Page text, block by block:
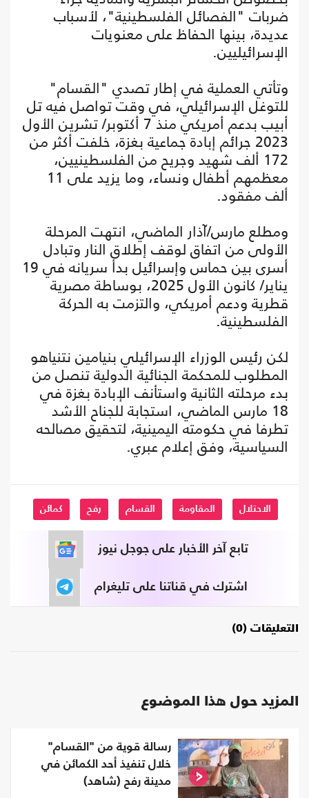
ضربات "الفصائل الفلسطينية"، لأسباب
عديدة، بينها الحفاظ على معنويات
الإسرائيليين.
وتأتي العملية في إطار تصدي "القسام"
للتوغل الإسرائيلي، في وقت تواصل فيه تل
أبيب بدعم أمريكي منذ 7 أكتوبر/ تشرين الأول
2023 جرائم إبادة جماعية بغزة، خلفت أكثر من
172 ألف شهيد وجريح من الفلسطينيين،
معظمهم أطفال ونساء، وما يزيد على 11
ألف مفقود.
ومطلع مارس/آذار الماضي، انتهت المرحلة
الأولى من اتفاق لوقف إطلاق النار وتبادل
أسرى بين حماس وإسرائيل بدأ سريانه في 19
يناير/ كانون الأول 2025، بوساطة مصرية
قطرية ودعم أمريكي، والتزمت به الحركة
الفلسطينية.
لكن رئيس الوزراء الإسرائيلي بنيامين نتنياهو
المطلوب للمحكمة الجنائية الدولية تنصل من
بدء مرحلته الثانية واستأنف الإبادة بغزة في
18 مارس الماضي، استجابة للجناح الأشد
تطرفا في حكومته اليمينية، لتحقيق مصالحه
السياسية، وفق إعلام عبري.
الاحتلال المقاومة القسام رفح كمائن
تابع آخر الأخبار على جوجل نيوز
اشترك في قناتنا على تليغرام
التعليقات (0)
المزيد حول هذا الموضوع
رسالة قوية من "القسام"
خلال تنفيذ أحد الكمائن في
مدينة رفح (شاهد)